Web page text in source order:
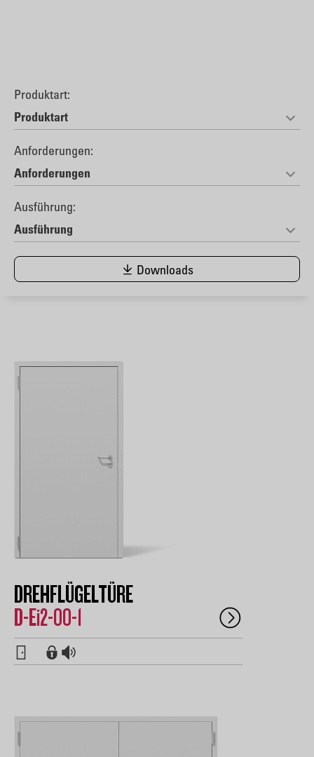
Produktart:
Anforderungen:
Ausführung:
Downloads
DREHFLÜGELTÜRE
D-Ei2-00-1